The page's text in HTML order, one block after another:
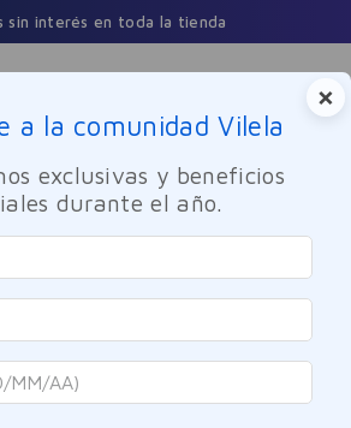
sin interés en toda la tienda
Pestañas Wonder
×
a la comunidad Vilela
exclusivas y beneficios
durante el año.